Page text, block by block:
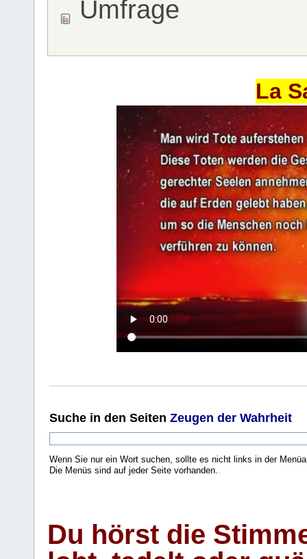
Umfrage
La
Suche in den Seiten Zeugen der Wahrheit
Wenn Sie nur ein Wort suchen, sollte es nicht links in der
Die Menüs sind auf jeder Seite vorhanden.
Du hörst die